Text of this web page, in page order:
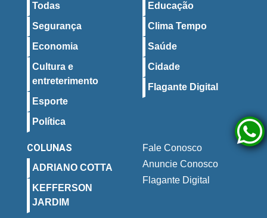
Todas
Segurança
Economia
Cultura e
entreterimento
Esporte
Política
Educação
Clima Tempo
Saúde
Cidade
Flagante Digital
COLUNAS
ADRIANO COTTA
KEFFERSON
JARDIM
Fale Conosco
Anuncie Conosco
Flagante Digital